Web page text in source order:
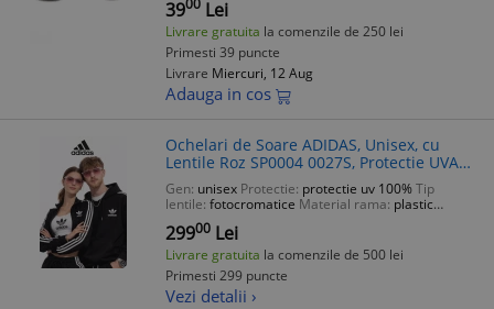
3900 Lei
Livrare gratuita la comenzile de 250 lei
Primesti 39 puncte
Livrare Miercuri, 12 Aug
Adauga in cos
Ochelari de Soare ADIDAS, Unisex, cu
Lentile Roz SP0004 0027S, Protectie UVA
400, Categorie Filtru 1
Gen: unisex Protectie: protectie uv 100%Tip
lentile: fotocromatice Material rama: plastic
Culoare lentila:
29900 Lei
Livrare gratuita la comenzile de 500 lei
Primesti 299 puncte
Vezi detalii ›